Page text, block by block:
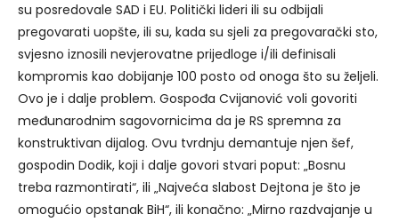
su posredovale SAD i EU. Politički lideri ili su odbijali
pregovarati uopšte, ili su, kada su sjeli za pregovarački sto,
svjesno iznosili nevjerovatne prijedloge i/ili definisali
kompromis kao dobijanje 100 posto od onoga što su željeli.
Ovo je i dalje problem. Gospođa Cvijanović voli govoriti
međunarodnim sagovornicima da je RS spremna za
konstruktivan dijalog. Ovu tvrdnju demantuje njen šef,
gospodin Dodik, koji i dalje govori stvari poput: „Bosnu
treba razmontirati“, ili „Najveća slabost Dejtona je što je
omogućio opstanak BiH“, ili konačno: „Mirno razdvajanje u